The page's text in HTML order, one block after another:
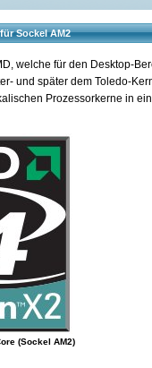
Sockel AM2
welche für den Desktop-
und später dem Toledo-
Prozessorkerne in
(Sockel AM2)